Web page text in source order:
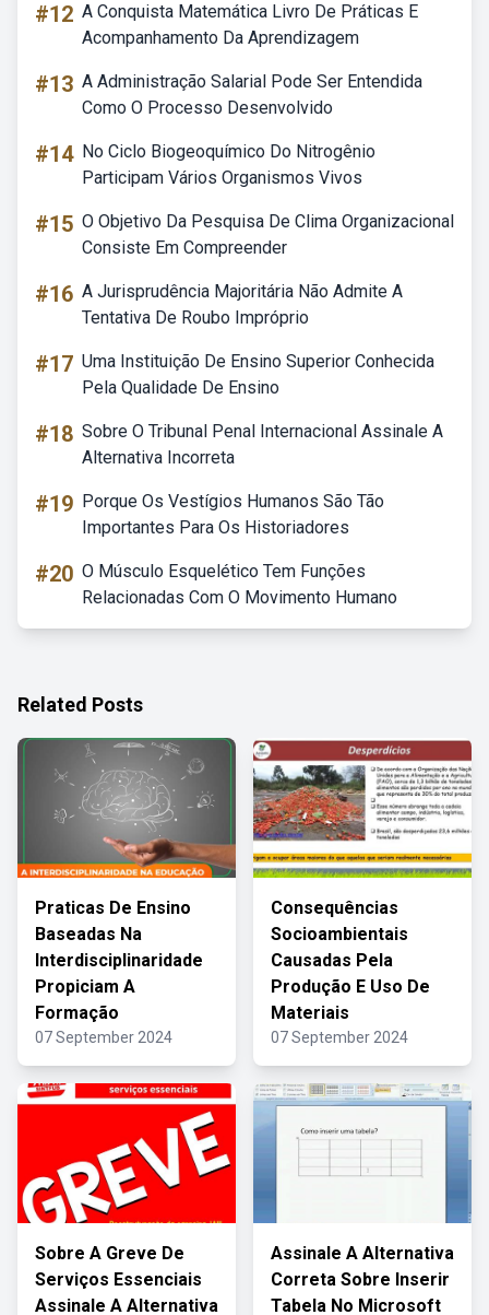
#12 A Conquista Matemática Livro De Práticas E
Acompanhamento Da Aprendizagem
#13 A Administração Salarial Pode Ser Entendida
Como O Processo Desenvolvido
#14 No Ciclo Biogeoquímico Do Nitrogênio
Participam Vários Organismos Vivos
#15 O Objetivo Da Pesquisa De Clima Organizacional
Consiste Em Compreender
#16 A Jurisprudência Majoritária Não Admite A
Tentativa De Roubo Impróprio
#17 Uma Instituição De Ensino Superior Conhecida
Pela Qualidade De Ensino
#18 Sobre O Tribunal Penal Internacional Assinale A
Alternativa Incorreta
#19 Porque Os Vestígios Humanos São Tão
Importantes Para Os Historiadores
#20 O Músculo Esquelético Tem Funções
Relacionadas Com O Movimento Humano
Related Posts
Praticas De Ensino
Baseadas Na
Interdisciplinaridade
Propiciam A
Formação
07 September 2024
Consequências
Socioambientais
Causadas Pela
Produção E Uso De
Materiais
07 September 2024
Sobre A Greve De
Serviços Essenciais
Assinale A Alternativa
Assinale A Alternativa
Correta Sobre Inserir
Tabela No Microsoft